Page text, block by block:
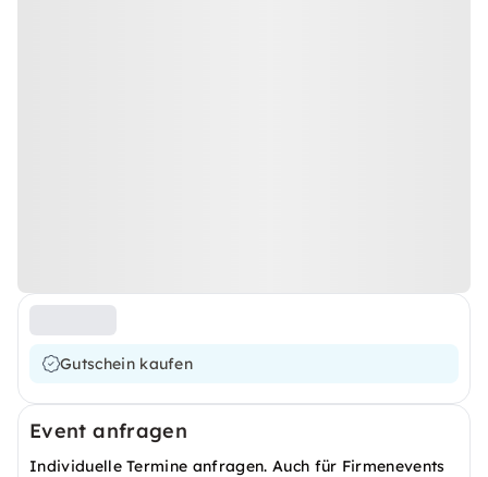
Gutschein kaufen
Event anfragen
Individuelle Termine anfragen. Auch für Firmenevents